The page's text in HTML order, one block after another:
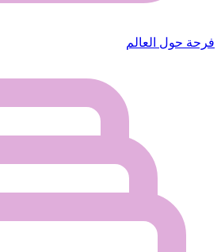
فرحة حول العالم